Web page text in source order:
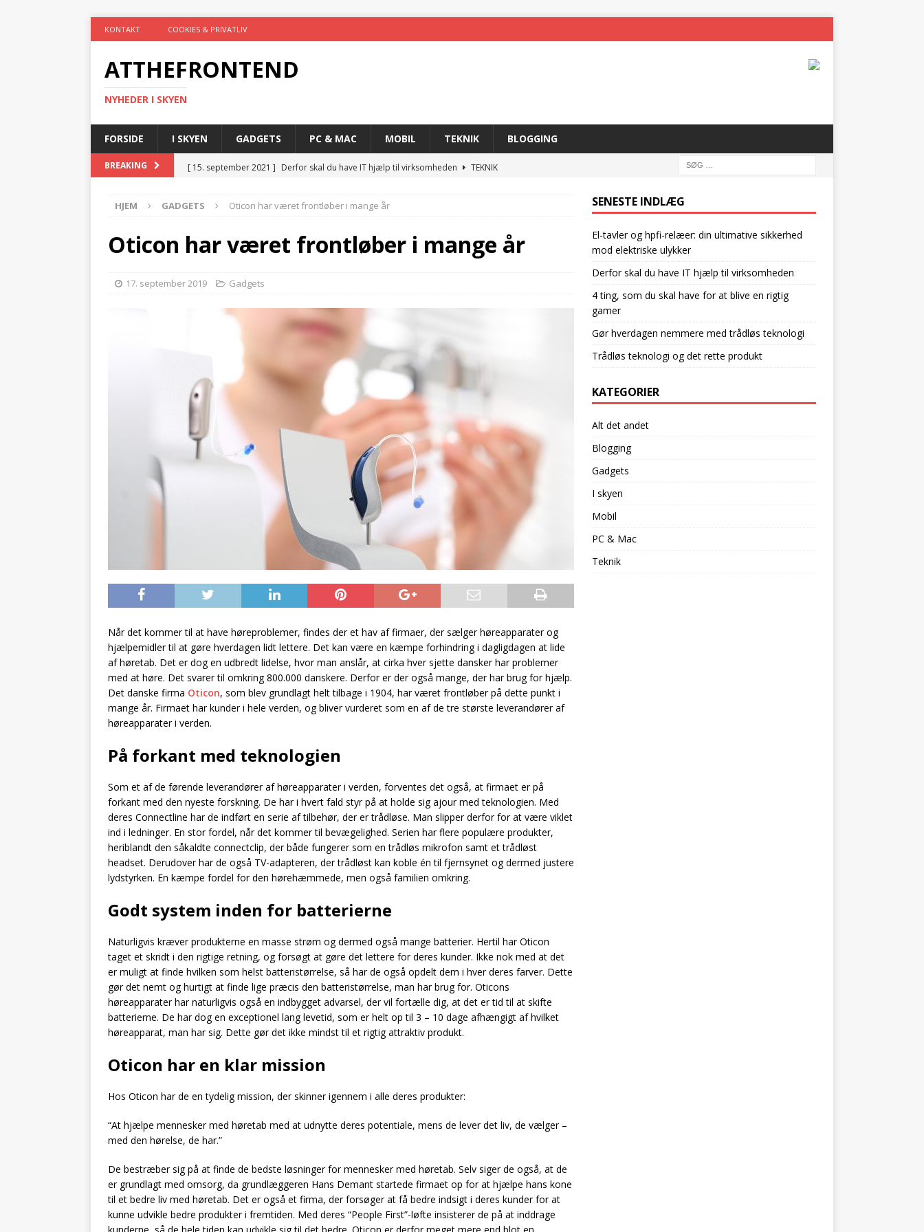
KONTAKT COOKIES & PRIVATLIV
ATTHEFRONTEND
NYHEDER I SKYEN
FORSIDE I SKYEN GADGETS PC & MAC MOBIL TEKNIK BLOGGING
BREAKING [ 15. september 2021 ] Derfor skal du have IT hjælp til virksomheden
TEKNIK
[ 19. juli 2021 ] Gør hverdagen nemmere med trådløs teknologi
[ 19. juli 2021 ]
Trådløs teknologi og det rette produkt
TEKNIK
El-tavler og hpfi-relæer: din ultimative sikkerhed mod elektriske ulykker
TEKNIK
HJEM GADGETS Oticon har været frontløber i mange år
Oticon har været frontløber i mange år
17. september 2019 Gadgets
Når det kommer til at have høreproblemer, findes der et hav af firmaer, der sælger høreapparater og
hjælpemidler til at gøre hverdagen lidt lettere. Det kan være en kæmpe forhindring i dagligdagen at lide
af høretab. Det er dog en udbredt lidelse, hvor man anslår, at cirka hver sjette dansker har problemer
med at høre. Det svarer til omkring 800.000 danskere. Derfor er der også mange, der har brug for hjælp.
Det danske firma Oticon, som blev grundlagt helt tilbage i 1904, har været frontløber på dette punkt i
mange år. Firmaet har kunder i hele verden, og bliver vurderet som en af de tre største leverandører af
høreapparater i verden.
På forkant med teknologien
Som et af de førende leverandører af høreapparater i verden, forventes det også, at firmaet er på
forkant med den nyeste forskning. De har i hvert fald styr på at holde sig ajour med teknologien. Med
deres Connectline har de indført en serie af tilbehør, der er trådløse. Man slipper derfor for at være viklet
ind i ledninger. En stor fordel, når det kommer til bevægelighed. Serien har flere populære produkter,
heriblandt den såkaldte connectclip, der både fungerer som en trådløs mikrofon samt et trådløst
headset. Derudover har de også TV-adapteren, der trådløst kan koble én til fjernsynet og dermed justere
lydstyrken. En kæmpe fordel for den hørehæmmede, men også familien omkring.
Godt system inden for batterierne
Naturligvis kræver produkterne en masse strøm og dermed også mange batterier. Hertil har Oticon
taget et skridt i den rigtige retning, og forsøgt at gøre det lettere for deres kunder. Ikke nok med at det
er muligt at finde hvilken som helst batteristørrelse, så har de også opdelt dem i hver deres farver. Dette
gør det nemt og hurtigt at finde lige præcis den batteristørrelse, man har brug for. Oticons
høreapparater har naturligvis også en indbygget advarsel, der vil fortælle dig, at det er tid til at skifte
batterierne. De har dog en exceptionel lang levetid, som er helt op til 3 – 10 dage afhængigt af hvilket
høreapparat, man har sig. Dette gør det ikke mindst til et rigtig attraktiv produkt.
Oticon har en klar mission
Hos Oticon har de en tydelig mission, der skinner igennem i alle deres produkter:
“At hjælpe mennesker med høretab med at udnytte deres potentiale, mens de lever det liv, de vælger –
med den hørelse, de har.”
De bestræber sig på at finde de bedste løsninger for mennesker med høretab. Selv siger de også, at de
er grundlagt med omsorg, da grundlæggeren Hans Demant startede firmaet op for at hjælpe hans kone
til et bedre liv med høretab. Det er også et firma, der forsøger at få bedre indsigt i deres kunder for at
kunne udvikle bedre produkter i fremtiden. Med deres “People First”-løfte insisterer de på at inddrage
SENESTE INDLÆG
El-tavler og hpfi-relæer: din ultimative sikkerhed
mod elektriske ulykker
Derfor skal du have IT hjælp til virksomheden
4 ting, som du skal have for at blive en rigtig
gamer
Gør hverdagen nemmere med trådløs teknologi
Trådløs teknologi og det rette produkt
KATEGORIER
Alt det andet
Blogging
Gadgets
I skyen
Mobil
PC & Mac
Teknik